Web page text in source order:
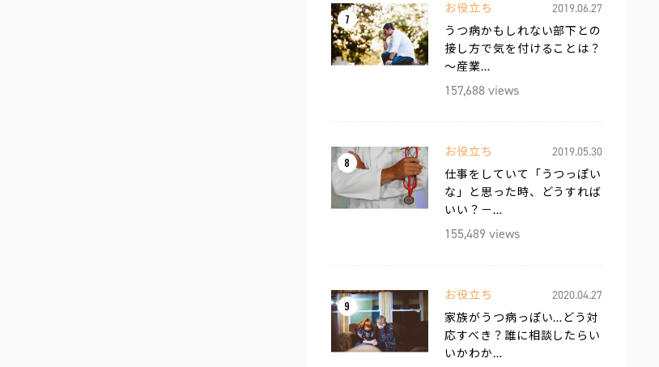
7
お役立ち
2019.06.27
うつ病かもしれない部下との
接し方で気を付けることは？
〜産業…
157,688 views
8
お役立ち
2019.05.30
仕事をしていて「うつっぽい
な」と思った時、どうすれば
いい？－…
155,489 views
9
お役立ち
2020.04.27
家族がうつ病っぽい…どう対
応すべき？誰に相談したらい
いかわか…